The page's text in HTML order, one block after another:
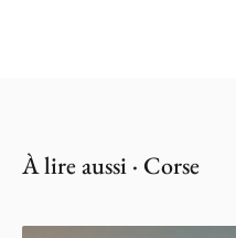
À lire aussi · Corse